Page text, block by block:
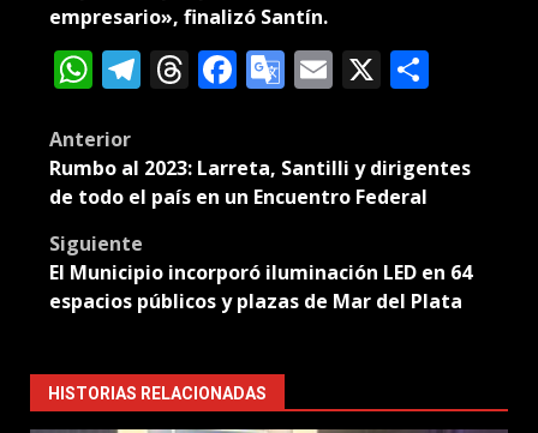
empresario», finalizó Santín.
WhatsApp
Telegram
Threads
Facebook
Google
Email
X
Post
navigation
Anterior
Rumbo al 2023: Larreta, Santilli y dirigentes
de todo el país en un Encuentro Federal
Siguiente
El Municipio incorporó iluminación LED en 64
espacios públicos y plazas de Mar del Plata
HISTORIAS RELACIONADAS